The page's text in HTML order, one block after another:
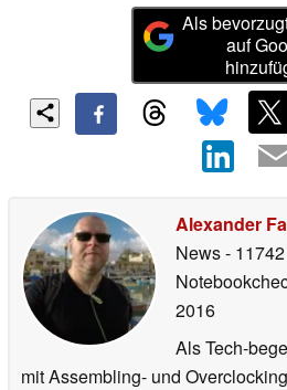
Als
auf
Alexander
News-
2016
Als Tech-
mit Assembling- und